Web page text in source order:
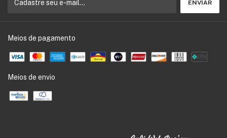
Meios de pagamento
Meios de envio